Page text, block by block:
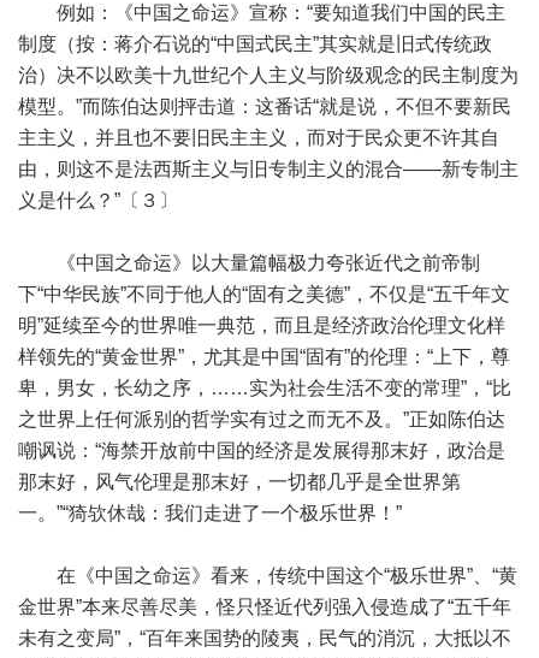
例如：《中国之命运》宣称：“要知道我们中国的民主
制度（按：蒋介石说的“中国式民主”其实就是旧式传统政
治）决不以欧美十九世纪个人主义与阶级观念的民主制度为
模型。”而陈伯达则抨击道：这番话“就是说，不但不要新民
主主义，并且也不要旧民主主义，而对于民众更不许其自
由，则这不是法西斯主义与旧专制主义的混合——新专制主
义是什么？”〔３〕
《中国之命运》以大量篇幅极力夸张近代之前帝制
下“中华民族”不同于他人的“固有之美德”，不仅是“五千年文
明”延续至今的世界唯一典范，而且是经济政治伦理文化样
样领先的“黄金世界”，尤其是中国“固有”的伦理：“上下，尊
卑，男女，长幼之序，……实为社会生活不变的常理”，“比
之世界上任何派别的哲学实有过之而无不及。”正如陈伯达
嘲讽说：“海禁开放前中国的经济是发展得那末好，政治是
那末好，风气伦理是那末好，一切都几乎是全世界第
一。”“猗欤休哉：我们走进了一个极乐世界！”
在《中国之命运》看来，传统中国这个“极乐世界”、“黄
金世界”本来尽善尽美，怪只怪近代列强入侵造成了“五千年
未有之变局”，“百年来国势的陵夷，民气的消沉，大抵以不